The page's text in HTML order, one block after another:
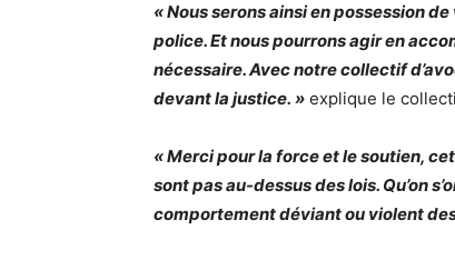
« Nous serons ainsi en possession
police. Et nous pourrons agir en
nécessaire. Avec notre collectif
devant la justice. » explique le
« Merci pour la force et le soutien,
sont pas au-dessus des lois. Qu’on
comportement déviant ou violent